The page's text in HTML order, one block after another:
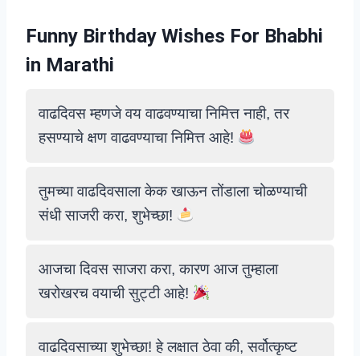
Funny Birthday Wishes For Bhabhi
in Marathi
वाढदिवस म्हणजे वय वाढवण्याचा निमित्त नाही, तर
हसण्याचे क्षण वाढवण्याचा निमित्त आहे!
तुमच्या वाढदिवसाला केक खाऊन तोंडाला चोळण्याची
संधी साजरी करा, शुभेच्छा!
आजचा दिवस साजरा करा, कारण आज तुम्हाला
खरोखरच वयाची सुट्टी आहे!
वाढदिवसाच्या शुभेच्छा! हे लक्षात ठेवा की, सर्वोत्कृष्ट